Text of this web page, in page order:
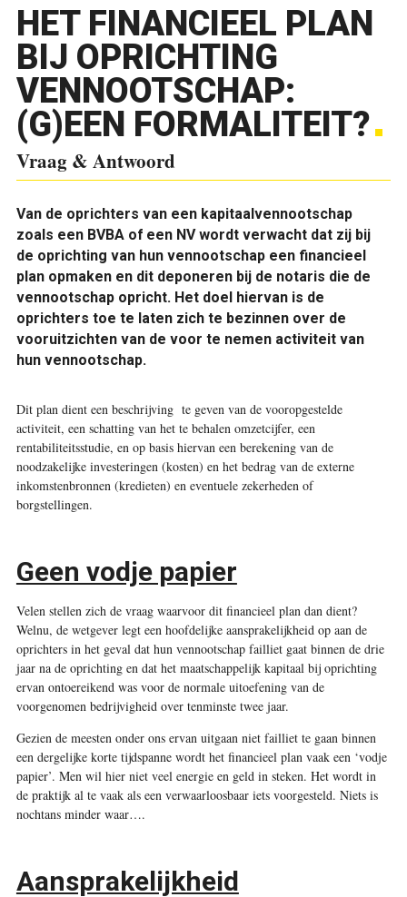
HET FINANCIEEL PLAN
BIJ OPRICHTING
VENNOOTSCHAP:
(G)EEN FORMALITEIT?
Vraag & Antwoord
Van de oprichters van een kapitaalvennootschap
zoals een BVBA of een NV wordt verwacht dat zij bij
de oprichting van hun vennootschap een financieel
plan opmaken en dit deponeren bij de notaris die de
vennootschap opricht. Het doel hiervan is de
oprichters toe te laten zich te bezinnen over de
vooruitzichten van de voor te nemen activiteit van
hun vennootschap.
Dit plan dient een beschrijving te geven van de vooropgestelde
activiteit, een schatting van het te behalen omzetcijfer, een
rentabiliteitsstudie, en op basis hiervan een berekening van de
noodzakelijke investeringen (kosten) en het bedrag van de externe
inkomstenbronnen (kredieten) en eventuele zekerheden of
borgstellingen.
Geen vodje papier
Velen stellen zich de vraag waarvoor dit financieel plan dan dient?
Welnu, de wetgever legt een hoofdelijke aansprakelijkheid op aan de
oprichters in het geval dat hun vennootschap failliet gaat binnen de drie
jaar na de oprichting en dat het maatschappelijk kapitaal bij oprichting
ervan ontoereikend was voor de normale uitoefening van de
voorgenomen bedrijvigheid over tenminste twee jaar.
Gezien de meesten onder ons ervan uitgaan niet failliet te gaan binnen
een dergelijke korte tijdspanne wordt het financieel plan vaak een ‘vodje
papier’. Men wil hier niet veel energie en geld in steken. Het wordt in
de praktijk al te vaak als een verwaarloosbaar iets voorgesteld. Niets is
nochtans minder waar….
Aansprakelijkheid